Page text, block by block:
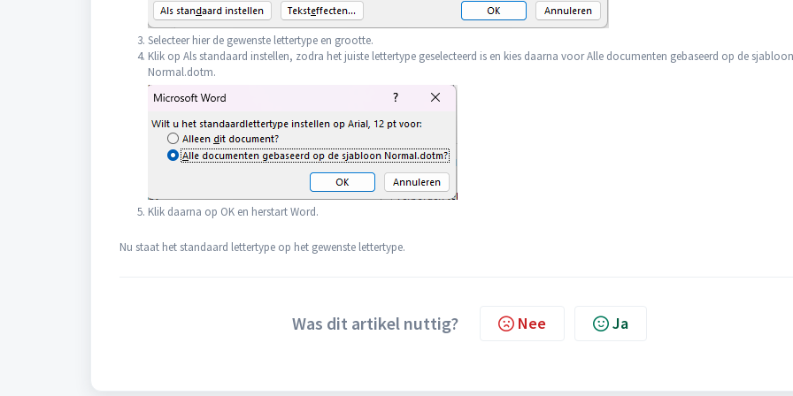
Selecteer hier de gewenste lettertype en grootte.
Klik op Als standaard instellen, zodra het juiste lettertype geselecteerd is en kies daarna voor Alle documenten gebaseerd op de sjabloon
Normal.dotm.
Klik daarna op OK en herstart Word.
Nu staat het standaard lettertype op het gewenste lettertype.
Was dit artikel nuttig? Nee Ja